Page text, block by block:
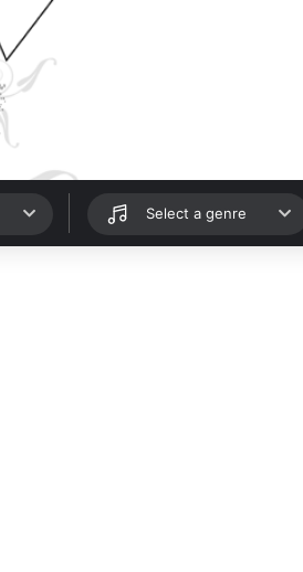
Select a genre